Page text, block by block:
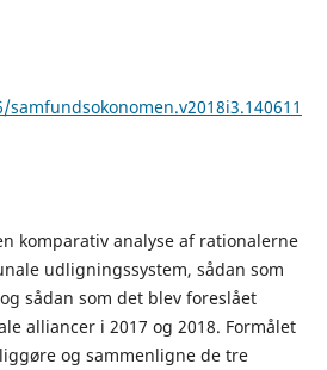
komparativ analyse af rationalerne
udligningssystem, sådan som
sådan som det blev foreslået
alliancer i 2017 og 2018. Formålet
og sammenligne de tre